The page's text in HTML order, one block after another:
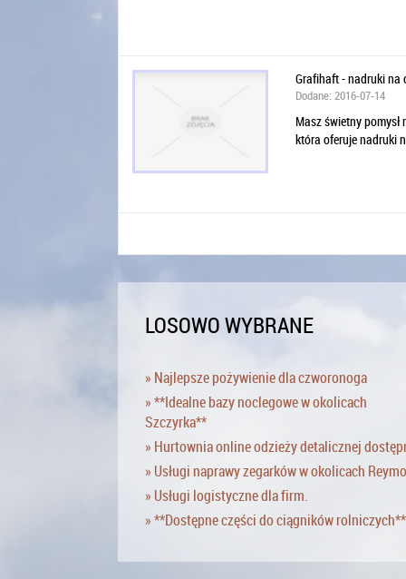
Grafihaft - nadruki na
Dodane: 2016-07-14
Masz świetny
która oferuje nadruki
LOSOWO WYBRANE
» Najlepsze pożywienie dla czworonoga
» **Idealne bazy noclegowe w okolicach
Szczyrka**
» Hurtownia online odzieży detalicznej
» Usługi naprawy zegarków w okolicach
» Usługi logistyczne dla firm.
» **Dostępne części do ciągników rolniczych**